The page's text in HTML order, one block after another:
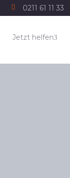
0211 61 11 33
Jetzt helfen